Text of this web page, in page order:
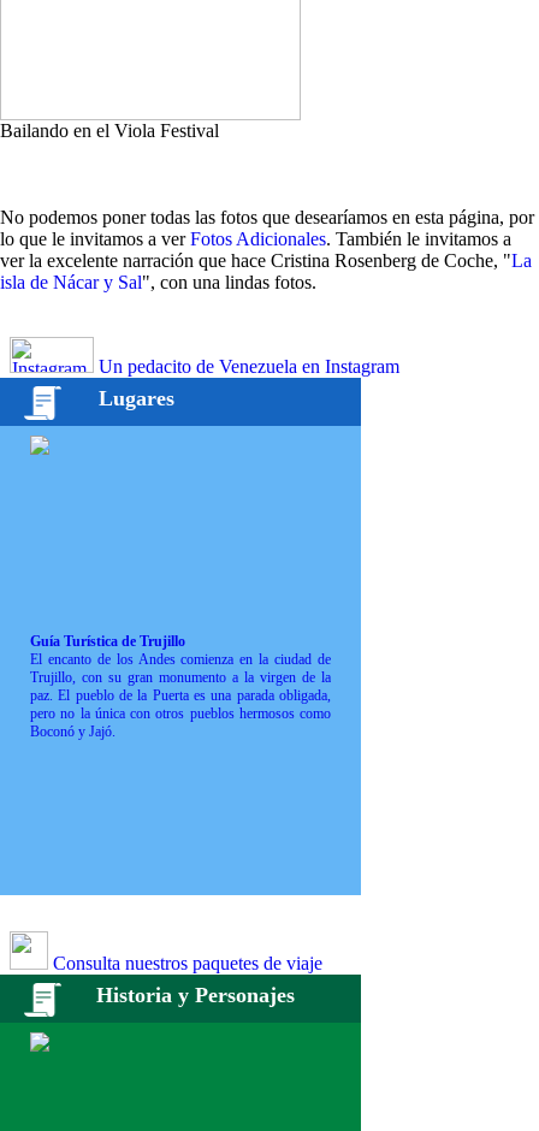
Bailando en el Viola Festival
No podemos poner todas las fotos que desearíamos en esta página, por
lo que le invitamos a verFotos Adicionales. También le invitamos a
ver la excelente narración que hace Cristina Rosenberg de Coche, "La
isla de Nácar y Sal", con una lindas fotos.
Un pedacito de Venezuela en Instagram
Lugares
Guía Turística de Trujillo
El encanto de los Andes comienza en la ciudad de
Trujillo, con su gran monumento a la virgen de la
paz. El pueblo de la Puerta es una parada obligada,
pero no la única con otros pueblos hermosos como
Boconó y Jajó.
Consulta nuestros paquetes de viaje
Historia y Personajes